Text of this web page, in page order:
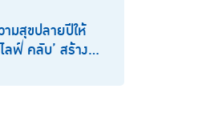
มสุขปลายปีให้
ฟ์ คลับ’ สร้าง